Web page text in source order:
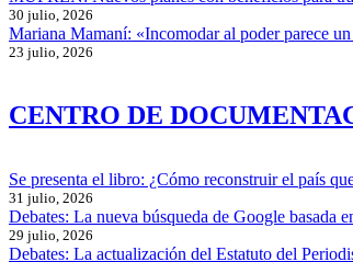
30 julio, 2026
Mariana Mamaní: «Incomodar al poder parece
23 julio, 2026
CENTRO DE
Se presenta el libro: ¿Cómo reconstruir el país
31 julio, 2026
Debates: La nueva búsqueda de Google basada
29 julio, 2026
Debates: La actualización del Estatuto del